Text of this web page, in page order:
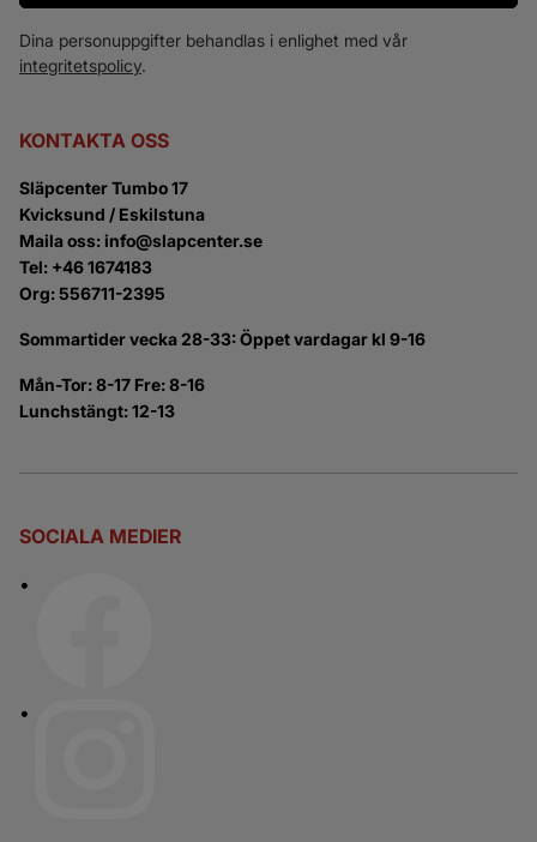
Dina personuppgifter behandlas i enlighet med vår
integritetspolicy.
KONTAKTA OSS
Släpcenter Tumbo 17
Kvicksund / Eskilstuna
Maila oss: info@slapcenter.se
Tel: +46 1674183
Org: 556711-2395
Sommartider vecka 28-33: Öppet vardagar kl 9-16
Mån-Tor: 8-17 Fre: 8-16
Lunchstängt: 12-13
SOCIALA MEDIER